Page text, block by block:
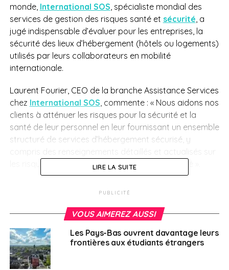
monde, International SOS spécialiste mondial des
services de gestion des risques santé et sécurité , a
jugé indispensable d’évaluer pour les entreprises, la
sécurité des lieux d’hébergement (hôtels ou logements)
utilisés par leurs collaborateurs en mobilité
internationale.
Laurent Fourier, CEO de la branche Assistance Services
chez International SOS , commente : « Nous aidons nos
clients à atténuer les risques pour la sécurité et la
santé de leur personnel en leur fournissant un ensemble
structuré de services d’hébergement sécurisé, y
les risques potentiels pour la sécurité ou la santé ».
Principaux services
dédiés à lasécuritédes
hébergements
d’International SOS :
LIRE LA SUITE
PUBLICITÉ
VOUS AIMEREZ AUSSI
Les Pays-Bas ouvrent davantage leurs
frontières aux étudiants étrangers